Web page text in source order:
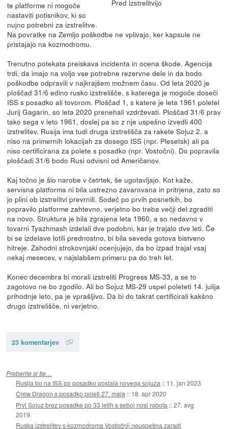
Pred izstrelitvijo
te platforme ni mogoče
nastaviti potisnikov, ki so
nujno potrebni za izstrelitve.
Na povratke na Zemljo poškodbe ne vplivajo, ker kapsule ne
pristajajo na kozmodromu.
Trenutno potekata preiskava incidenta in ocena škode. Agencija
trdi, da imajo na voljo vse potrebne rezervne dele in da bodo
poškodbe odpravili v najkrajšem možnem času. Od leta 2020 je
ploščad 31/6 edino rusko izstrelišče, s katerega je mogoče doseči
ISS s posadko ali tovorom. Ploščad 1, s katere je leta 1961 poletel
Jurij Gagarin, so leta 2020 prenehali vzdrževati. Ploščad 31/6 prav
tako sega v leto 1961, doslej pa so z nje uspešno izvedli 400
izstrelitev. Rusija ima tudi druga izstrelišča za rakete Sojuz 2, a
niso na primernih lokacijah za dosego ISS (npr. Plesetsk) ali pa
niso certificirana za polete s posadko (npr. Vostočni). Do popravila
ploščadi 31/6 bodo Rusi odvisni od Američanov.
Kaj točno je šlo narobe v četrtek, še ugotavljajo. Kot kaže,
servisna platforma ni bila ustrezno zavarovana in pritrjena, zato so
jo plini ob izstrelitvi prevrnili. Sodeč po prvih posnetkih, bo
popravilo platforme zahtevno, verjetno bo treba večji del zgraditi
na novo. Struktura je bila zgrajena leta 1960, a so nedavno v
tovarni Tyazhmash izdelali dve podobni, kar je trajalo dve leti. Če
bi se izdelave lotili prednostno, bi bila seveda gotova bistveno
hitreje. Zahodni strokovnjaki ocenjujejo, da bo izpad trajal vsaj
nekaj mesecev, v najslabšem primeru pa do treh let.
Konec decembra bi morali izstreliti Progress MS-33, a se to
zagotovo ne bo zgodilo. Ali bo Sojuz MS-29 uspel poleteti 14. julija
prihodnje leto, pa je vprašljivo. Da bi do takrat certificirali kakšno
drugo izstrelišče, ni verjetno.
23 komentarjev
Preberite si še…
Rusija bo na ISS po posadko poslala novega sojuza :: 11. jan 2023
Crew Dragon s posadko poleti 27. maja :: 18. apr 2020
Prvi Sojuz brez posadke po 33 letih s seboj nosi robota ::27. avg
2019
Ruska izstrelitev s kozmodroma Vostočnij neuspešna zaradi